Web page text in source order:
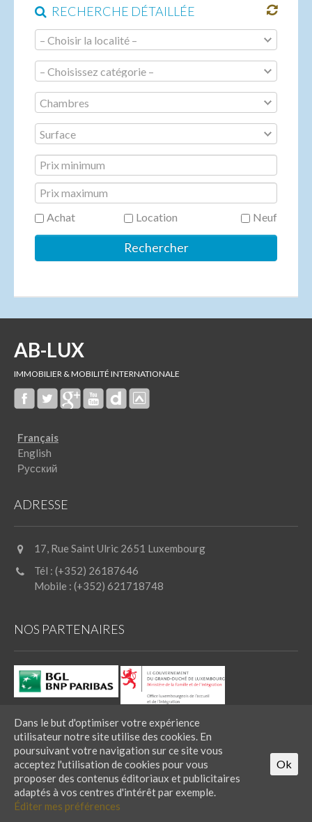
CONTACT
RECHERCHE DÉTAILLÉE
Achat Location Neuf
AB-LUX
IMMOBILIER & MOBILITÉ INTERNATIONALE
Français
English
Русский
ADRESSE
17, Rue Saint Ulric 2651 Luxembourg
Tél : (+352) 26187646
Mobile : (+352) 621718748
NOS PARTENAIRES
Powered by IMMOTOP.LU – Annonces immobilières
Copyright © AB-Lux Relocation Services 2017 - 2026 | Tous
droits réservés
Mentions légales
Politique de confidentialité
Dans le but d'optimiser votre expérience
utilisateur notre site utilise des cookies. En
poursuivant votre navigation sur ce site vous
acceptez l'utilisation de cookies pour vous
proposer des contenus éditoriaux et publicitaires
adaptés à vos centres d'intérêt par exemple.
Éditer mes préférences
Ok